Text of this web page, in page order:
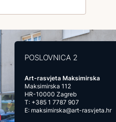
POSLOVNICA 2
Art-rasvjeta Maksimirska
Maksimirska 112
HR-10000 Zagreb
T: +385 1 7787 907
E: maksimirska@art-rasvjeta.hr